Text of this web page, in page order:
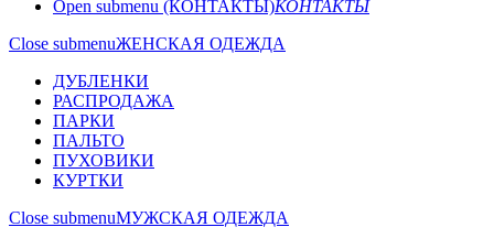
Open submenu (КОНТАКТЫ)КОНТАКТЫ
Close submenuЖЕНСКАЯ ОДЕЖДА
ДУБЛЕНКИ
РАСПРОДАЖА
ПАРКИ
ПАЛЬТО
ПУХОВИКИ
КУРТКИ
Close submenuМУЖСКАЯ ОДЕЖДА